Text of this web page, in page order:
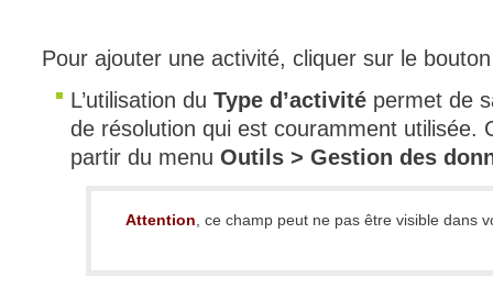
Pour ajouter une activité, cliquer sur le
L’utilisation du Type d’activité permet de
de résolution qui est couramment utilisée.
partir du menu Outils > Gestion des
Attention, ce champ peut ne pas être visible dans